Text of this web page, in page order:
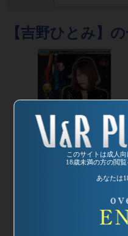
このサイトは成人
18歳未満の方の閲覧
あなたは
【吉野ひとみ】
トーキョーポルノ
Ｆｅｔｉｓｈショ